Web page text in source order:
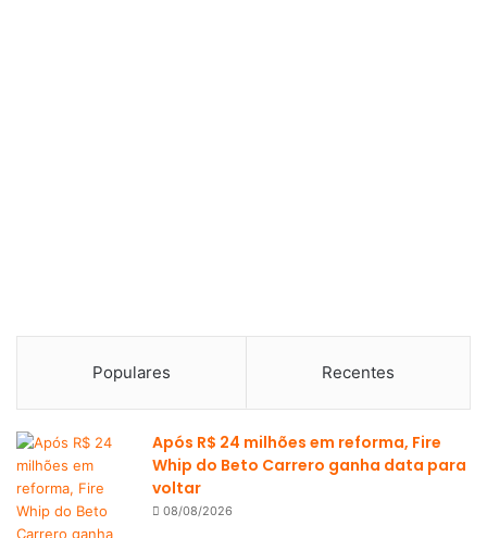
Populares Recentes
Após R$ 24 milhões em reforma, Fire
Whip do Beto Carrero ganha data para
voltar
08/08/2026